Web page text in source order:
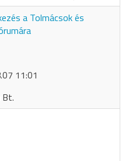
a Tolmácsok és
11:01
Bt.